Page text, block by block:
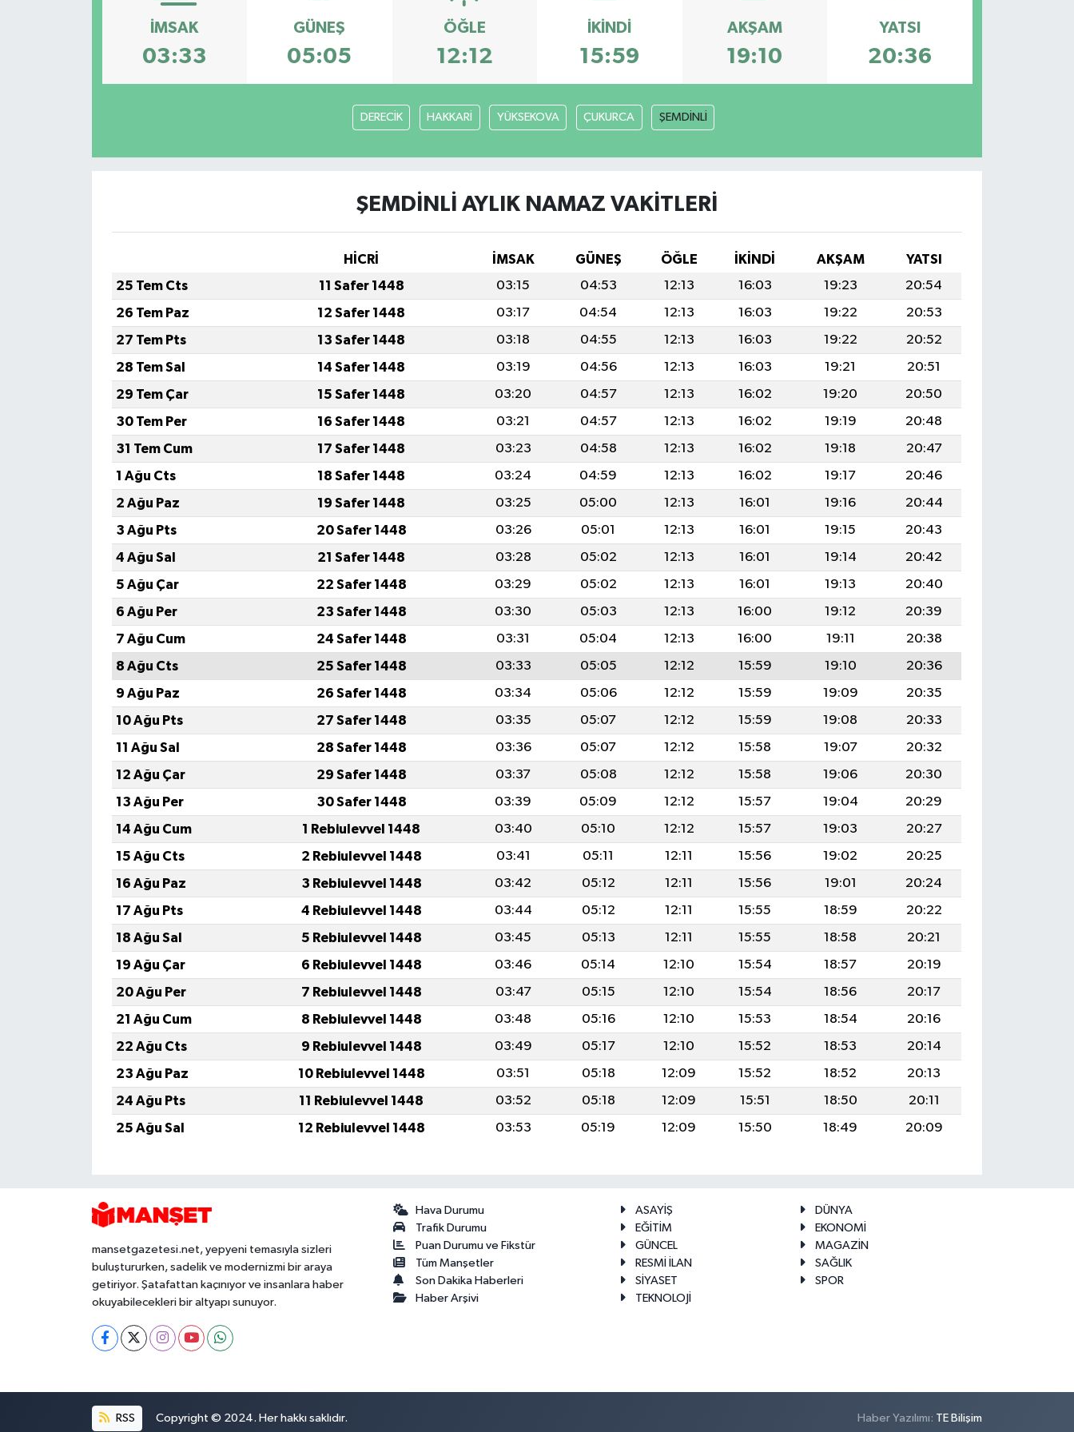
İMSAK
03:33
GÜNEŞ
05:05
ÖĞLE
12:12
İKINDI
15:59
AKŞAM
19:10
YATSI
20:36
DERECİK HAKKARİ YÜKSEKOVA ÇUKURCA ŞEMDİNLİ
ŞEMDİNLİ AYLIK NAMAZ VAKITLERI
HİCRİ İMSAK GÜNEŞ ÖĞLE İKINDI AKŞAM
YATSI
25 Tem Cts
11 Safer 1448 03:15 04:53 12:13 16:03 19:23
20:54
26 Tem Paz
12 Safer 1448 03:17 04:54 12:13 16:03 19:22
20:53
27 Tem Pts
13 Safer 1448 03:18 04:55 12:13 16:03 19:22
20:52
28 Tem Sal
14 Safer 1448 03:19 04:56 12:13 16:03 19:21
20:51
29 Tem Çar
15 Safer 1448 03:20 04:57 12:13 16:02 19:20
20:50
30 Tem Per
16 Safer 1448 03:21 04:57 12:13 16:02 19:19
20:48
31 Tem Cum
17 Safer 1448 03:23 04:58 12:13 16:02 19:18
20:47
1 Ağu Cts
18 Safer 1448 03:24 04:59 12:13 16:02 19:17
20:46
2 Ağu Paz
19 Safer 1448 03:25 05:00 12:13 16:01 19:16
20:44
3 Ağu Pts
20 Safer 1448 03:26 05:01 12:13 16:01 19:15
20:43
4 Ağu Sal
21 Safer 1448 03:28 05:02 12:13 16:01 19:14
20:42
5 Ağu Çar
22 Safer 1448 03:29 05:02 12:13 16:01 19:13
20:40
6 Ağu Per
23 Safer 1448 03:30 05:03 12:13 16:00 19:12
20:39
7 Ağu Cum
24 Safer 1448 03:31 05:04 12:13 16:00 19:11
20:38
8 Ağu Cts
25 Safer 1448 03:33 05:05 12:12 15:59 19:10
20:36
9 Ağu Paz
26 Safer 1448 03:34 05:06 12:12 15:59 19:09
20:35
10 Ağu Pts
27 Safer 1448 03:35 05:07 12:12 15:59 19:08
20:33
11 Ağu Sal
28 Safer 1448 03:36 05:07 12:12 15:58 19:07
20:32
12 Ağu Çar
29 Safer 1448 03:37 05:08 12:12 15:58 19:06
20:30
13 Ağu Per
30 Safer 1448 03:39 05:09 12:12 15:57 19:04
20:29
14 Ağu Cum
1 Rebiulevvel 1448 03:40 05:10 12:12 15:57 19:03
20:27
15 Ağu Cts
2 Rebiulevvel 1448 03:41 05:11 12:11 15:56 19:02
20:25
16 Ağu Paz
3 Rebiulevvel 1448 03:42 05:12 12:11 15:56 19:01
20:24
17 Ağu Pts
4 Rebiulevvel 1448 03:44 05:12 12:11 15:55 18:59
20:22
18 Ağu Sal
5 Rebiulevvel 1448 03:45 05:13 12:11 15:55 18:58
20:21
19 Ağu Çar
6 Rebiulevvel 1448 03:46 05:14 12:10 15:54 18:57
20:19
20 Ağu Per
7 Rebiulevvel 1448 03:47 05:15 12:10 15:54 18:56
20:17
21 Ağu Cum
8 Rebiulevvel 1448 03:48 05:16 12:10 15:53 18:54
20:16
22 Ağu Cts
9 Rebiulevvel 1448 03:49 05:17 12:10 15:52 18:53
20:14
23 Ağu Paz
10 Rebiulevvel 1448 03:51 05:18 12:09 15:52 18:52
20:13
24 Ağu Pts
11 Rebiulevvel 1448 03:52 05:18 12:09 15:51 18:50
20:11
25 Ağu Sal
12 Rebiulevvel 1448 03:53 05:19 12:09 15:50 18:49 20:09
mansetgazetesi.net, yepyeni temasıyla sizleri
buluştururken, sadelik ve modernizmi bir araya
getiriyor. Şatafattan kaçınıyor ve insanlara haber
okuyabilecekleri bir altyapı sunuyor.
Hava Durumu
Trafik Durumu
Puan Durumu ve Fikstür
Tüm Manşetler
Son Dakika Haberleri
Haber Arşivi
ASAYİŞ
DÜNYA
EĞİTİM
EKONOMİ
GÜNCEL
MAGAZİN
RESMİ İLAN
SAĞLIK
SİYASET
SPOR
TEKNOLOJİ
RSS Copyright © 2024. Her hakkı saklıdır. Haber Yazılımı: TE Bilişim